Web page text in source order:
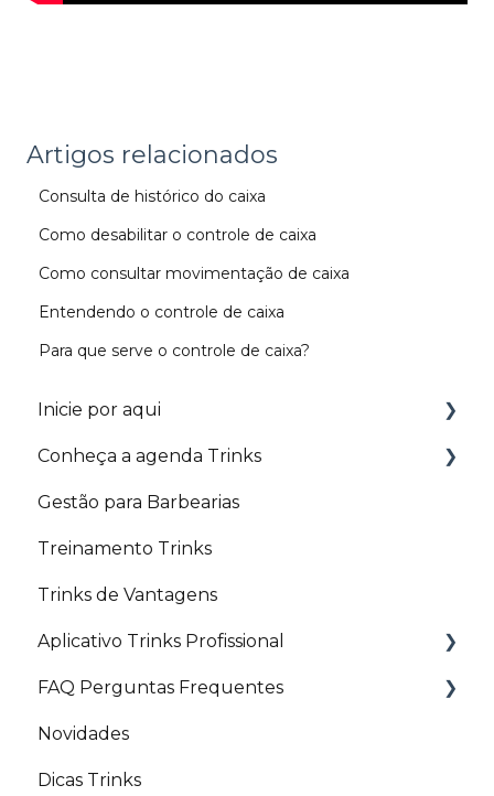
Artigos relacionados
Consulta de histórico do caixa
Como desabilitar o controle de caixa
Como consultar movimentação de caixa
Entendendo o controle de caixa
Para que serve o controle de caixa?
Inicie por aqui
Trilhas
Configurações básicas
Agendamento e Fechamento de conta
Controle Financeiro
Comissão
Marketing e Divulgação
Conheça a agenda Trinks
Agenda
Agendamento
Etiquetas
Fechamento de Conta
Comandas
Profissional
Rodízio de Profissionais
Gestão para Barbearias
Treinamento Trinks
Trinks de Vantagens
Aplicativo Trinks Profissional
Liberações e personalizações
Configurações e lançamentos que podem
FAQ Perguntas Frequentes
Começando pelo básico
Divulgando seu negócio: Aplicativo e Site
Novidades
Dicas Trinks